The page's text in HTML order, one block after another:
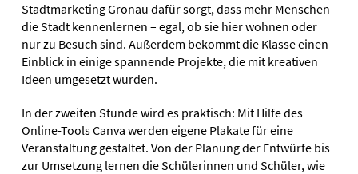
Stadtmarketing Gronau dafür sorgt, dass mehr Menschen
die Stadt kennenlernen – egal, ob sie hier wohnen oder
nur zu Besuch sind. Außerdem bekommt die Klasse einen
Einblick in einige spannende Projekte, die mit kreativen
Ideen umgesetzt wurden.
In der zweiten Stunde wird es praktisch: Mit Hilfe des
Online-Tools Canva werden eigene Plakate für eine
Veranstaltung gestaltet. Von der Planung der Entwürfe bis
zur Umsetzung lernen die Schülerinnen und Schüler, wie